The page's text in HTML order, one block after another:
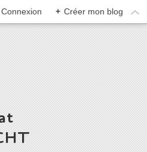
Connexion + Créer mon blog